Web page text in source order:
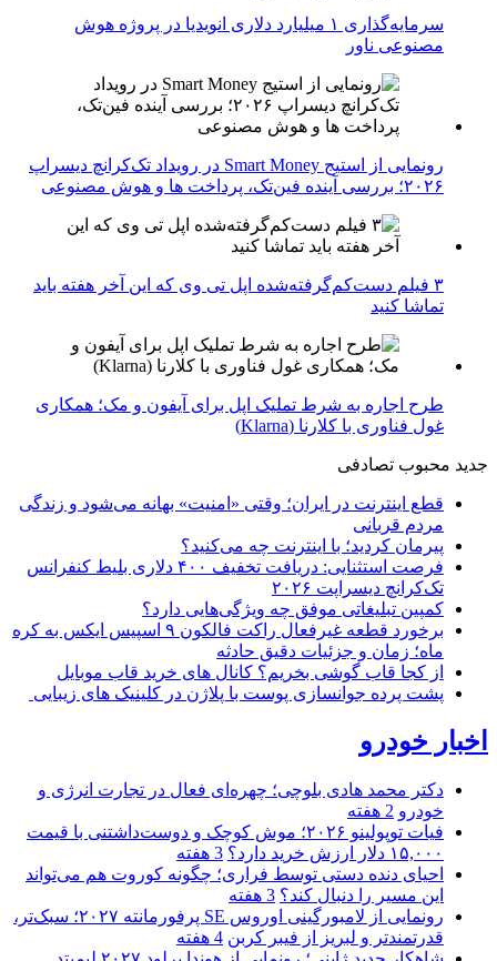
سرمایه‌گذاری ۱ میلیارد دلاری انویدیا در پروژه هوش
مصنوعی ناور
رونمایی از استیج Smart Money در رویداد تک‌کرانچ دیسراپ
۲۰۲۶؛ بررسی آینده فین‌تک، پرداخت‌ ها و هوش مصنوعی
۳ فیلم دست‌کم‌گرفته‌شده اپل تی وی که این آخر هفته باید
تماشا کنید
طرح اجاره به شرط تملیک اپل برای آیفون و مک؛ همکاری
غول فناوری با کلارنا (Klarna)
جدید محبوب تصادفی
قطع اینترنت در ایران؛ وقتی «امنیت» بهانه می‌شود و زندگی
مردم قربانی
پیرمان کردید؛ با اینترنت چه می‌کنید؟
فرصت استثنایی: دریافت تخفیف ۴۰۰ دلاری بلیط کنفرانس
تک‌کرانچ دیسراپت ۲۰۲۶
کمپین تبلیغاتی موفق چه ویژگی‌هایی دارد؟
برخورد قطعه غیرفعال راکت فالکون ۹ اسپیس ایکس به کره
ماه؛ زمان و جزئیات دقیق حادثه
از کجا قاب گوشی بخریم؟ کانال های خرید قاب موبایل
پشت پرده جوانسازی پوست با پلاژن در کلینیک های زیبایی
اخبار خودرو
دکتر محمد هادی بلوچی؛ چهره‌ای فعال در تجارت انرژی و
خودرو 2 هفته
فیات توپولینو ۲۰۲۶؛ موش کوچک و دوست‌داشتنی با قیمت
۱۵,۰۰۰ دلار ارزش خرید دارد؟
3 هفته
احیای دنده دستی توسط فراری؛ چگونه کوروت هم می‌تواند
این مسیر را دنبال کند؟ 3 هفته
رونمایی از لامبورگینی اوروس SE پرفورمانته ۲۰۲۷؛ سبک‌تر،
قدرتمندتر و لبریز از فیبر کربن 4 هفته